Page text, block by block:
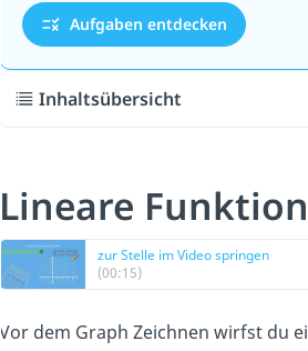
Aufgaben entdecken
Inhaltsübersicht
Lineare
zur Stelle im Video springen
(00:15)
Vor dem Graph Zeichnen wirfst du